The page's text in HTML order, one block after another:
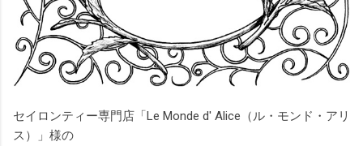
セイロンティー専門店「Le Monde d' Alice（ル・モンド・アリ
ス）」様の